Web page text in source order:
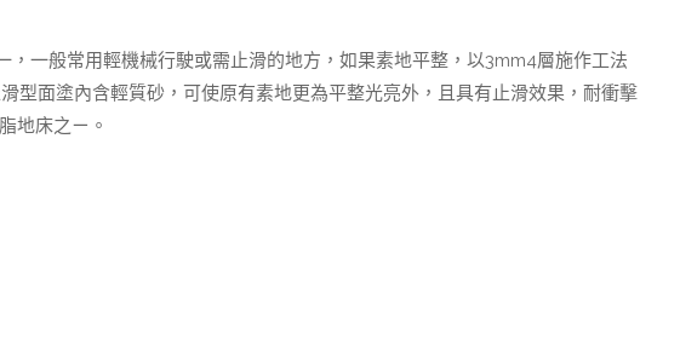
一般常用輕機械行駛或需止滑的地方，如果素地平整，以3mm4層施作工法
型面塗內含輕質砂，可使原有素地更為平整光亮外，且具有止滑效果，耐衝擊
地床之ㄧ。